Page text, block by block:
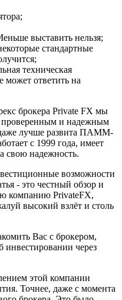
выставить нельзя;
стандартные
техническая
может ответить на
брокера Private FX мы
проверенным и надежным
лучше развита ПАММ-
с 1999 года, имеет
свою надежность.
возможности
- это честный обзор и
компанию PrivateFX,
высокий взлёт и столь
Вас с брокером,
через
этой компании
Точнее, даже с момента